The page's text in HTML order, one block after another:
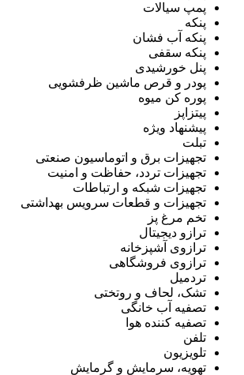
پمپ سیالات
پنکه
پنکه آب فشان
پنکه سقفی
پنل خورشیدی
پودر و قرص ماشین ظرفشویی
پوره کن میوه
پیتزاپز
پیشنهاد ویژه
تبلت
تجهیزات برق و اتوماسیون صنعتی
تجهیزات تردد، حفاظت و امنیت
تجهیزات شبکه و ارتباطات
تجهیزات و قطعات سرویس بهداشتی
تخم مرغ پز
ترازو دیجیتال
ترازوی آشپزخانه
ترازوی فروشگاهی
تردمیل
تشک، لحاف و روتختی
تصفیه آب خانگی
تصفیه کننده هوا
تلفن
تلویزیون
تهویه، سرمایش و گرمایش